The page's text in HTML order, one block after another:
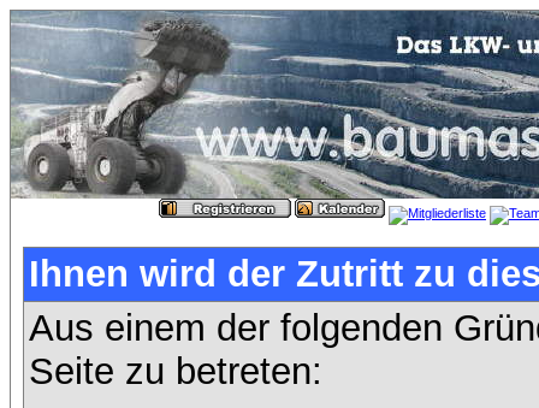
Ihnen wird der Zutritt zu
Aus einem der folgenden
Seite zu betreten: